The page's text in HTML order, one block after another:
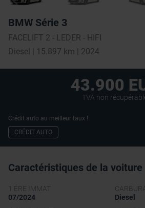
BMW Série 3
FACELIFT 2 - LEDER - HIFI
Diesel | 15.897 km | 2024
43.900
TVA non
Crédit auto au meilleur taux !
CRÉDIT AUTO
Caractéristiques de la voiture
1 ÉRE IMMAT
07/2024
Diesel